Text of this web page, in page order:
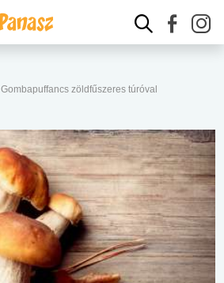
Gombapuffancs zöldfűszeres túróval